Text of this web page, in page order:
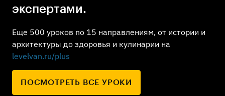
экспертами.
Еще 500 уроков по 15 направлениям, от истории и
архитектуры до здоровья и кулинарии на
levelvan.ru/plus
ПОСМОТРЕТЬ ВСЕ УРОКИ